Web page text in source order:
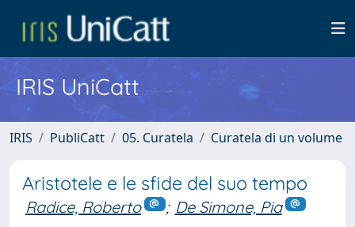
IRIS UniCatt
IRIS PubliCatt 05. Curatela Curatela di un volume
Aristotele e le sfide del suo tempo
Radice, Roberto ; De Simone, Pia